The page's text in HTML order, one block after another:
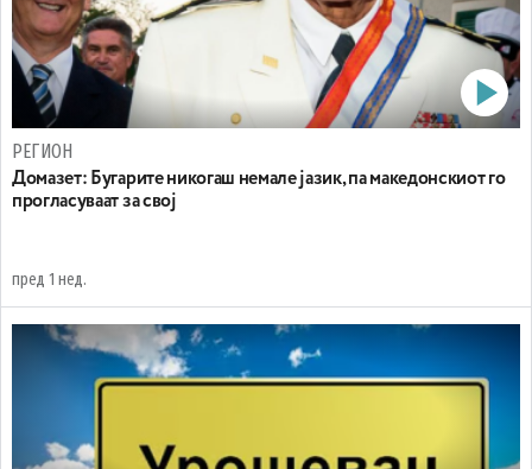
РЕГИОН
Домазет: Бугарите никогаш немале јазик, па македонскиот го
прогласуваат за свој
пред 1 нед.